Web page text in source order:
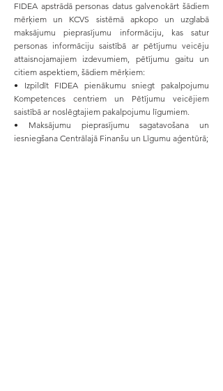
FIDEA apstrādā personas datus galvenokārt šādiem
mērķiem un KCVS sistēmā apkopo un uzglabā
maksājumu pieprasījumu informāciju, kas satur
personas informāciju saistībā ar pētījumu veicēju
attaisnojamajiem izdevumiem, pētījumu gaitu un
citiem aspektiem, šādiem mērķiem:
• Izpildīt FIDEA pienākumu sniegt pakalpojumu
Kompetences centriem un Pētījumu veicējiem
saistībā ar noslēgtajiem pakalpojumu līgumiem.
• Maksājumu pieprasījumu sagatavošana un
iesniegšana Centrālajā Finanšu un Līgumu aģentūrā;